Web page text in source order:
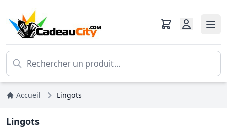
Accueil Lingots
Lingots